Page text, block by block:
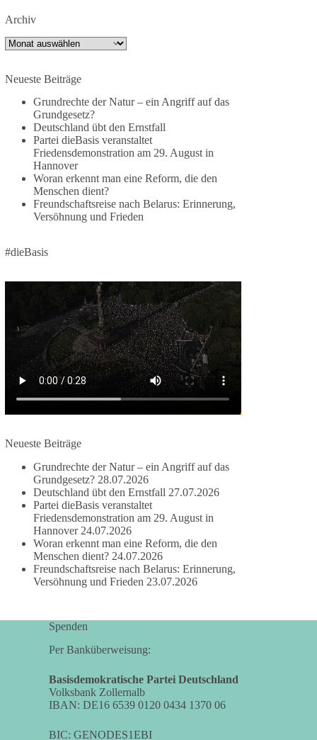
239 36
DieBasis
🕊 Wir wollen den Krieg mit Russland nicht!
Am 20. Juni 2026 fand in Berlin am
Brandenburger Tor die Demonstration mit dem
Motto „Russland ist nicht unser Feind“ statt.
Hier ein Auszug aus der Rede von der
Bundestagsabgeordneten Sevim Dağdelen
Revanchismus!“
👉 Hier geht es zum vollständigen Video:
https://www.youtube.com/live/a9hOswSNg4I?
si=2b_C6GgNY9EB-rXw
🟩🟩🟦🟦🟥🟥🟧🟧
#dieBasis #frieden
#friedenspartei
377 Auf Facebook ansehen
DieBasis
2 Tage(n) zuvor
Wusstest du, dass ein guter Antrag nicht besser
bestimmten Partei kommt?
Sachsen-Anhalt braucht Lösungen für Schule,
Kommunen. Diese Probleme werden nicht
kleiner, wenn im Landtag zuerst auf Parteifarbe
und erst danach auf den Inhalt geschaut wird.
Archiv
Archiv
Neueste Beiträge
Grundrechte der Natur – ein Angriff auf das
Grundgesetz?
Deutschland übt den Ernstfall
Partei dieBasis veranstaltet
Friedensdemonstration am 29. August in
Hannover
Woran erkennt man eine Reform, die den
Menschen dient?
Freundschaftsreise nach Belarus: Erinnerung,
Versöhnung und Frieden
#dieBasis
Neueste Beiträge
Grundrechte der Natur – ein Angriff auf das
Grundgesetz? 28.07.2026
Deutschland übt den Ernstfall 27.07.2026
Partei dieBasis veranstaltet
Friedensdemonstration am 29. August in
Hannover 24.07.2026
Woran erkennt man eine Reform, die den
Menschen dient? 24.07.2026
Freundschaftsreise nach Belarus: Erinnerung,
Versöhnung und Frieden 23.07.2026
Spenden
Per Banküberweisung:
Basisdemokratische Partei Deutschland
Volksbank Zollernalb
IBAN: DE16 6539 0120 0434 1370 06
BIC: GENODES1EBI